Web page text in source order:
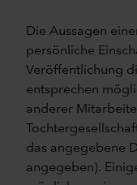
Die Aussagen
persönliche
Veröffentlichung
entsprechen
anderer
das angegebene
angegeben).